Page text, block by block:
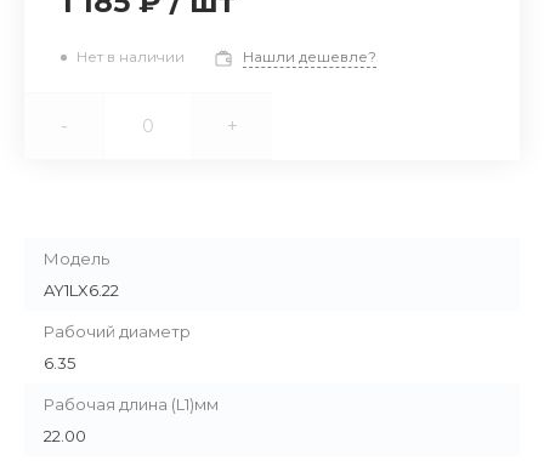
Нет в наличии Нашли дешевле?
- +
Модель
AY1LX6.22
Рабочий диаметр
6.35
Рабочая длина (L1)мм
22.00